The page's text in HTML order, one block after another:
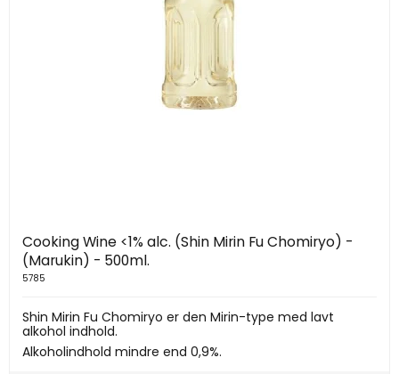
Cooking Wine <1% alc. (Shin Mirin Fu Chomiryo) -
(Marukin) - 500ml.
5785
Shin Mirin Fu Chomiryo er den Mirin-type med lavt
alkohol indhold.
Alkoholindhold mindre end 0,9%.